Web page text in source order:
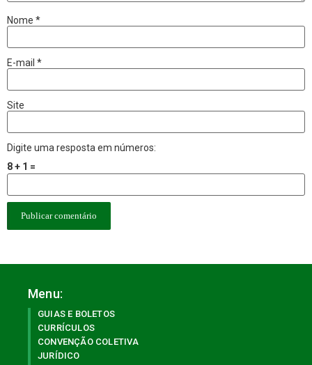
Nome *
E-mail *
Site
Digite uma resposta em números:
8 + 1 =
Menu:
GUIAS E BOLETOS
CURRÍCULOS
CONVENÇÃO COLETIVA
JURÍDICO